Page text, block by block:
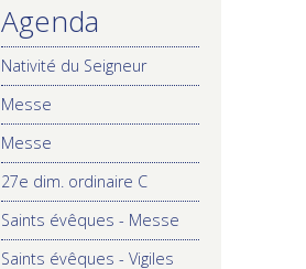
NAVIGATION
Agenda
Nativité du Seigneur
Messe
Messe
27e dim. ordinaire C
Saints évêques - Messe
Saints évêques - Vigiles